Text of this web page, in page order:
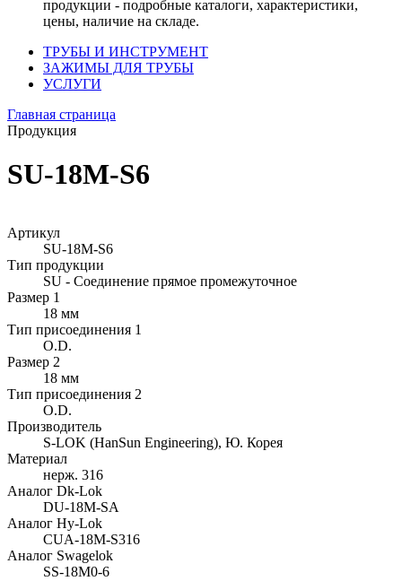
продукции - подробные каталоги, характеристики,
цены, наличие на складе.
ТРУБЫ И ИНСТРУМЕНТ
ЗАЖИМЫ ДЛЯ ТРУБЫ
УСЛУГИ
Главная страница
Продукция
SU-18M-S6
Артикул
SU-18M-S6
Тип продукции
SU - Соединение прямое промежуточное
Размер 1
18 мм
Тип присоединения 1
O.D.
Размер 2
18 мм
Тип присоединения 2
O.D.
Производитель
S-LOK (HanSun Engineering), Ю. Корея
Материал
нерж. 316
Аналог Dk-Lok
DU-18M-SA
Аналог Hy-Lok
CUA-18M-S316
Аналог Swagelok
SS-18M0-6